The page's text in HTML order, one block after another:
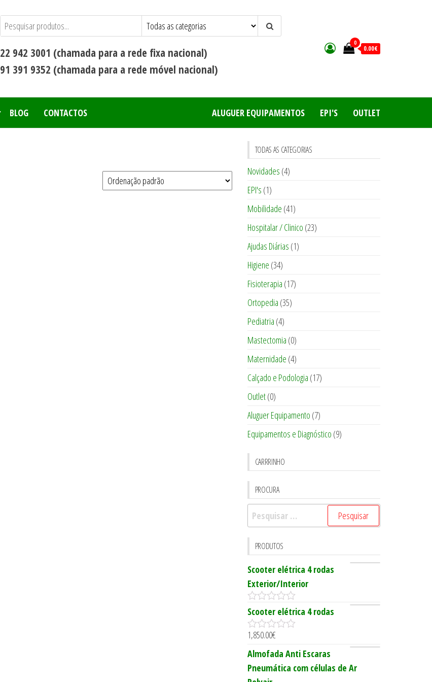
22 942 3001 (chamada para a rede fixa nacional)
91 391 9352 (chamada para a rede móvel nacional)
0
0.00€
BLOG CONTACTOS OUTLET
EPI'S
ALUGUER EQUIPAMENTOS
TODAS AS CATEGORIAS
Novidades (4)
EPI's (1)
Mobilidade (41)
Hospitalar / Clinico (23)
Ajudas Diárias (1)
Higiene (34)
Fisioterapia (17)
Ortopedia (35)
Pediatria (4)
Mastectomia (0)
Maternidade (4)
Calçado e Podologia (17)
Outlet(0)
Aluguer Equipamento (7)
Equipamentos e Diagnóstico (9)
CARRRINHO
PROCURA
Pesquisar
por:
PRODUTOS
Scooter elétrica 4 rodas
Exterior/Interior
0
o
u
t
f
5
Scooter elétrica 4 rodas
0
u
t
o
1,850.00€
Almofada Anti Escaras
Pneumática com células de Ar